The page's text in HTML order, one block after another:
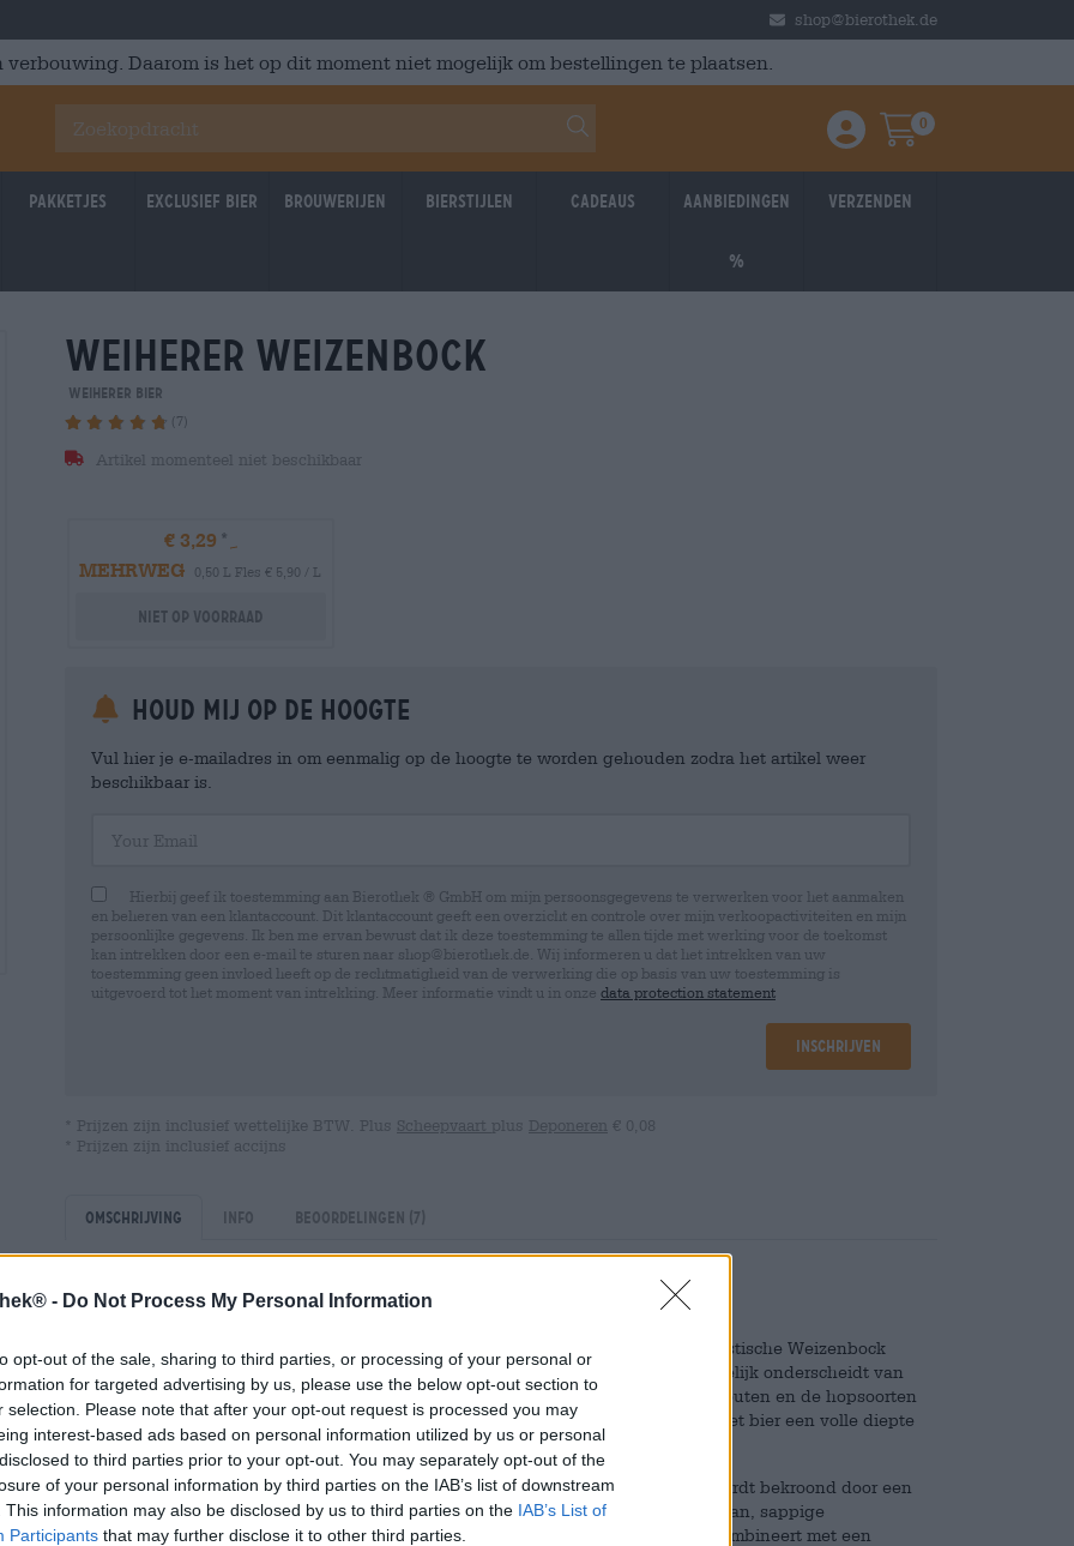
- Do Not Process My Personal Information
opt-out of the sale, sharing to third parties, or processing of your personal or
for targeted advertising by us, please use the below opt-out section to
selection. Please note that after your opt-out request is processed you may
interest-based ads based on personal information utilized by us or personal
to third parties prior to your opt-out. You may separately opt-out of the
of your personal information by third parties on the IAB’s list of downstream
This information may also be disclosed by us to third parties on the IAB’s List of
Participants that may further disclose it to other third parties.
shop@bierothek.de
Daarom is het op dit moment niet mogelijk om bestellingen te plaatsen.
Einloggen / Anmelden
Warenkorb
0
Pakketjes Exclusief Bier Brouwerijen Bierstijlen Cadeaus Aanbiedingen
%
Verzenden
weiherer weizenbock
Weiherer Bier
(7)
Artikel momenteel niet beschikbaar
€ 3,29
MEHRWEG
0,50 L Fles € 5,90 / L
Niet op voorraad
Houd mij op de hoogte
Vul hier je e-mailadres in om eenmalig op de hoogte te worden gehouden zodra het artikel weer
beschikbaar is.
Hierbij geef ik toestemming aan Bierothek ® GmbH om mijn persoonsgegevens te verwerken voor het aanmaken
en beheren van een klantaccount. Dit klantaccount geeft een overzicht en controle over mijn verkoopactiviteiten en mijn
persoonlijke gegevens. Ik ben me ervan bewust dat ik deze toestemming te allen tijde met werking voor de toekomst
kan intrekken door een e-mail te sturen naar shop@bierothek.de. Wij informeren u dat het intrekken van uw
toestemming geen invloed heeft op de rechtmatigheid van de verwerking die op basis van uw toestemming is
uitgevoerd tot het moment van intrekking. Meer informatie vindt u in onze data protection statement
Inschrijven
* Prijzen zijn inclusief wettelijke BTW. Plus Scheepvaart plus Deponeren € 0,08
* Prijzen zijn inclusief accijns
Omschrijving Info Beoordelingen (7)
Prachtige Weiherer Weizenbock.
Als onderdeel van hun speciale brouwsel heeft brouwerij Kundmüller een fantastische Weizenbock
gecreëerd, die zich dankzij zijn complexiteit en meerlaagse smaaknuances duidelijk onderscheidt van
conventionele Weizenbock. Vijf verschillende, met de hand geplukte speciaalmouten en de hopsoorten
Hallertauer Gold, Mandarina Bavaria, Polaris, spalter Select en Cascade geven het bier een volle diepte
en een overtuigende smaak.
De Weizenbock vloeit in een sterke, kastanjebruine ambertoon in het glas en wordt bekroond door een
licht getint, romig schuim. Een foto van een tarwe. Een fijne geur van rijpe banaan, sappige
sinaasappel en pittige citroen stijgt op van de beige pluisjes naar de neus en combineert met een